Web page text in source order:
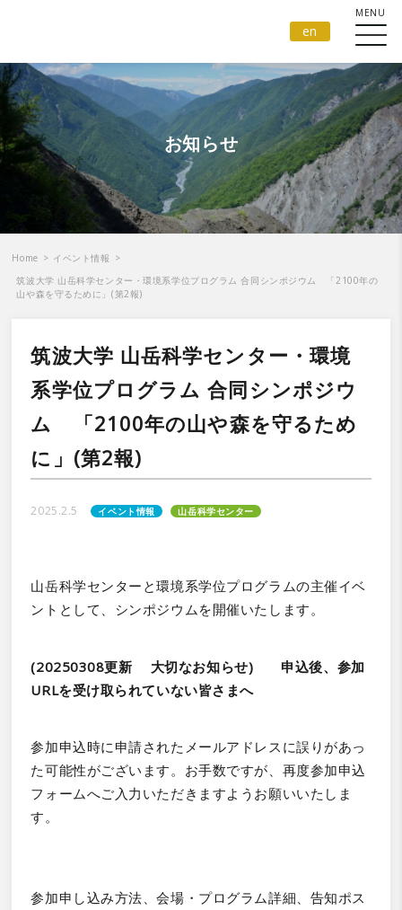
en
お知らせ
Home > イベント情報 >
筑波大学 山岳科学センター・環境系学位プログラム 合同シンポジウム 「2100年の
山や森を守るために」(第2報)
筑波大学 山岳科学センター・環境
系学位プログラム 合同シンポジウ
ム 「2100年の山や森を守るため
に」(第2報)
2025.2.5 イベント情報 山岳科学センター
山岳科学センターと環境系学位プログラムの主催イベ
ントとして、シンポジウムを開催いたします。
(20250308更新 大切なお知らせ) 申込後、参加
URLを受け取られていない皆さまへ
参加申込時に申請されたメールアドレスに誤りがあっ
た可能性がございます。お手数ですが、再度参加申込
フォームへご入力いただきますようお願いいたしま
す。
参加申し込み方法、会場・プログラム詳細、告知ポス